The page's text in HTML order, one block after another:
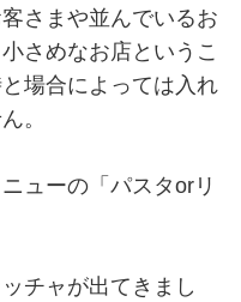
さまや並んでいるお
さめなお店というこ
場合によっては入れ
。
ューの「パスタorリ
チャが出てきまし